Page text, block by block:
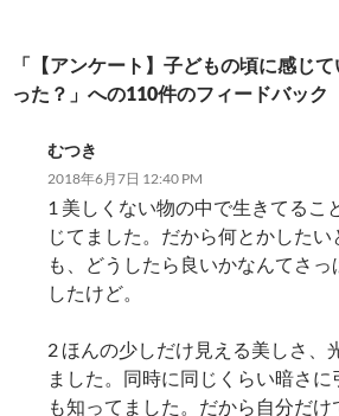
シ
ョ
「【アンケート】子どもの頃に感じ
った？」への110件のフィードバック
むつき
2018年6月7日 12:40 PM
1 美しくない物の中で生きてるこ
じてました。だから何とかした
も、どうしたら良いかなんてさ
したけど。
2 ほんの少しだけ見える美しさ、
ました。同時に同じくらい暗さ
も知ってました。だから自分だけ